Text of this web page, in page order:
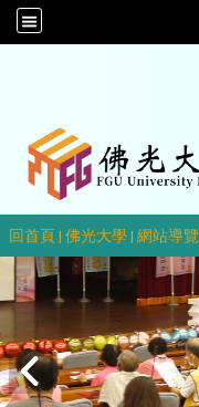
回首頁| 佛光大學| 網站導覽